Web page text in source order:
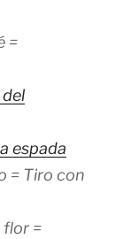
=
del
espada
= Tiro con
flor =